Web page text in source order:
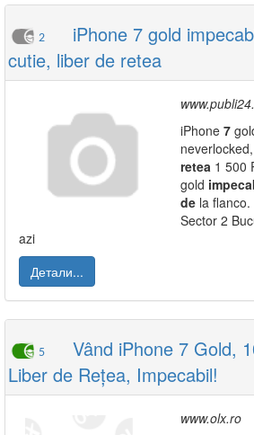
2
iPhone 7 gold
cutie, liber de retea
iPhone 7
retea 1 500
gold
de la
Sector 2
azi
Детали...
5
Vând iPhone 7 Gold,
Liber de Rețea, Impecabil!
www.olx.ro